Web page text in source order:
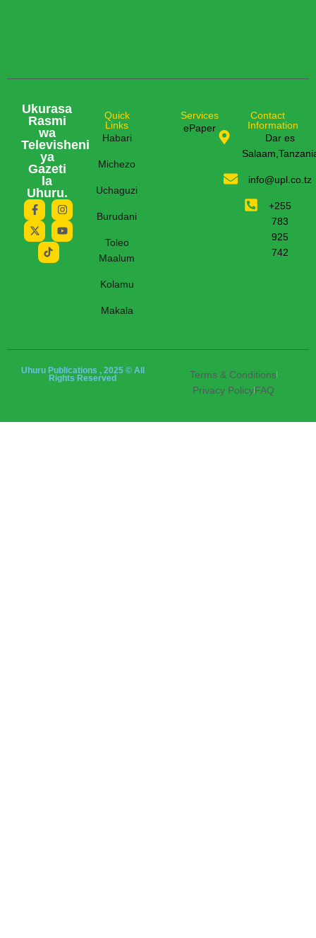
Ukurasa
Rasmi
wa
Televisheni
ya
Gazeti
la
Uhuru.
Quick
Links
Habari
Michezo
Uchaguzi
Burudani
Toleo
Maalum
Kolamu
Makala
Services
ePaper
Contact
Information
Dar es
info@upl.co.tz
+255
783
925
742
Uhuru Publications , 2025 © All
Rights Reserved
Terms & Conditions
Privacy PolicyFAQ